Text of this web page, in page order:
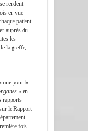
rendent
en vue
patient
auprès du
les
la greffe,
pour la
»en
rapports
le Rapport
fois